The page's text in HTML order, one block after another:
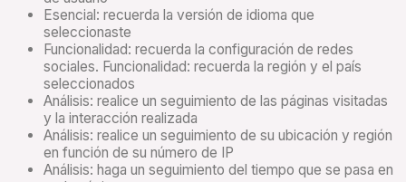
Esencial: recuerda la versión de idioma que
seleccionaste
Funcionalidad: recuerda la configuración de redes
sociales. Funcionalidad: recuerda la región y el país
seleccionados
Análisis: realice un seguimiento de las páginas visitadas
y la interacción realizada
Análisis: realice un seguimiento de su ubicación y región
en función de su número de IP
Análisis: haga un seguimiento del tiempo que se pasa en